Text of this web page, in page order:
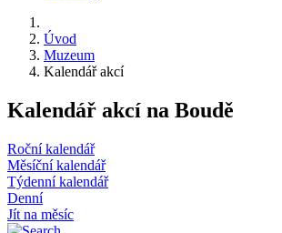
Úvod
Muzeum
Kalendář akcí
Kalendář akcí na Boudě
Roční kalendář
Měsíční kalendář
Týdenní kalendář
Denní
Jít na měsíc